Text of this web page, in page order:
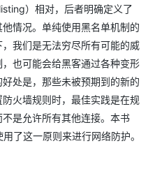
）相对，后者明确定义了
情况。单纯使用黑名单机制的
我们是无法穷尽所有可能的威
也可能会给黑客通过各种变形
处是，那些未被预期到的新的
火墙规则时，最佳实践是在规
是允许所有其他连接。本书
了这一原则来进行网络防护。